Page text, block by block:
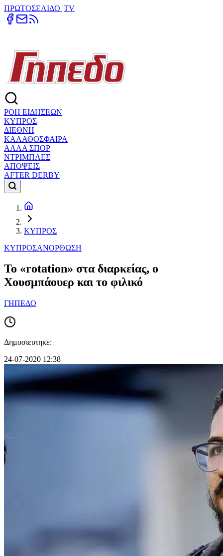
ΠΡΩΤΟΣΕΛΙΔΟ |TV
ΡΟΗ ΕΙΔΗΣΕΩΝ
ΚΥΠΡΟΣ
ΔΙΕΘΝΗ
ΚΑΛΑΘΟΣΦΑΙΡΑ
ΑΛΛΑ ΣΠΟΡ
ΝΤΡΙΜΠΛΕΣ
ΑΠΟΨΕΙΣ
AFTER DERBY
ΚΥΠΡΟΣ
ΚΥΠΡΟΣΑΝΟΡΘΩΣΗ
To «rotation» στα διαρκείας, ο
Χουσμπάουερ και το φιλικό
ΓΗΠΕΔΟ
Δημοσιευτηκε:
24-07-2020 12:38